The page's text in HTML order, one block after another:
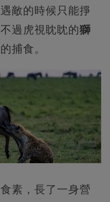
敵的時候只能掙
過虎視眈眈的獅
的捕食。
素，長了一身營